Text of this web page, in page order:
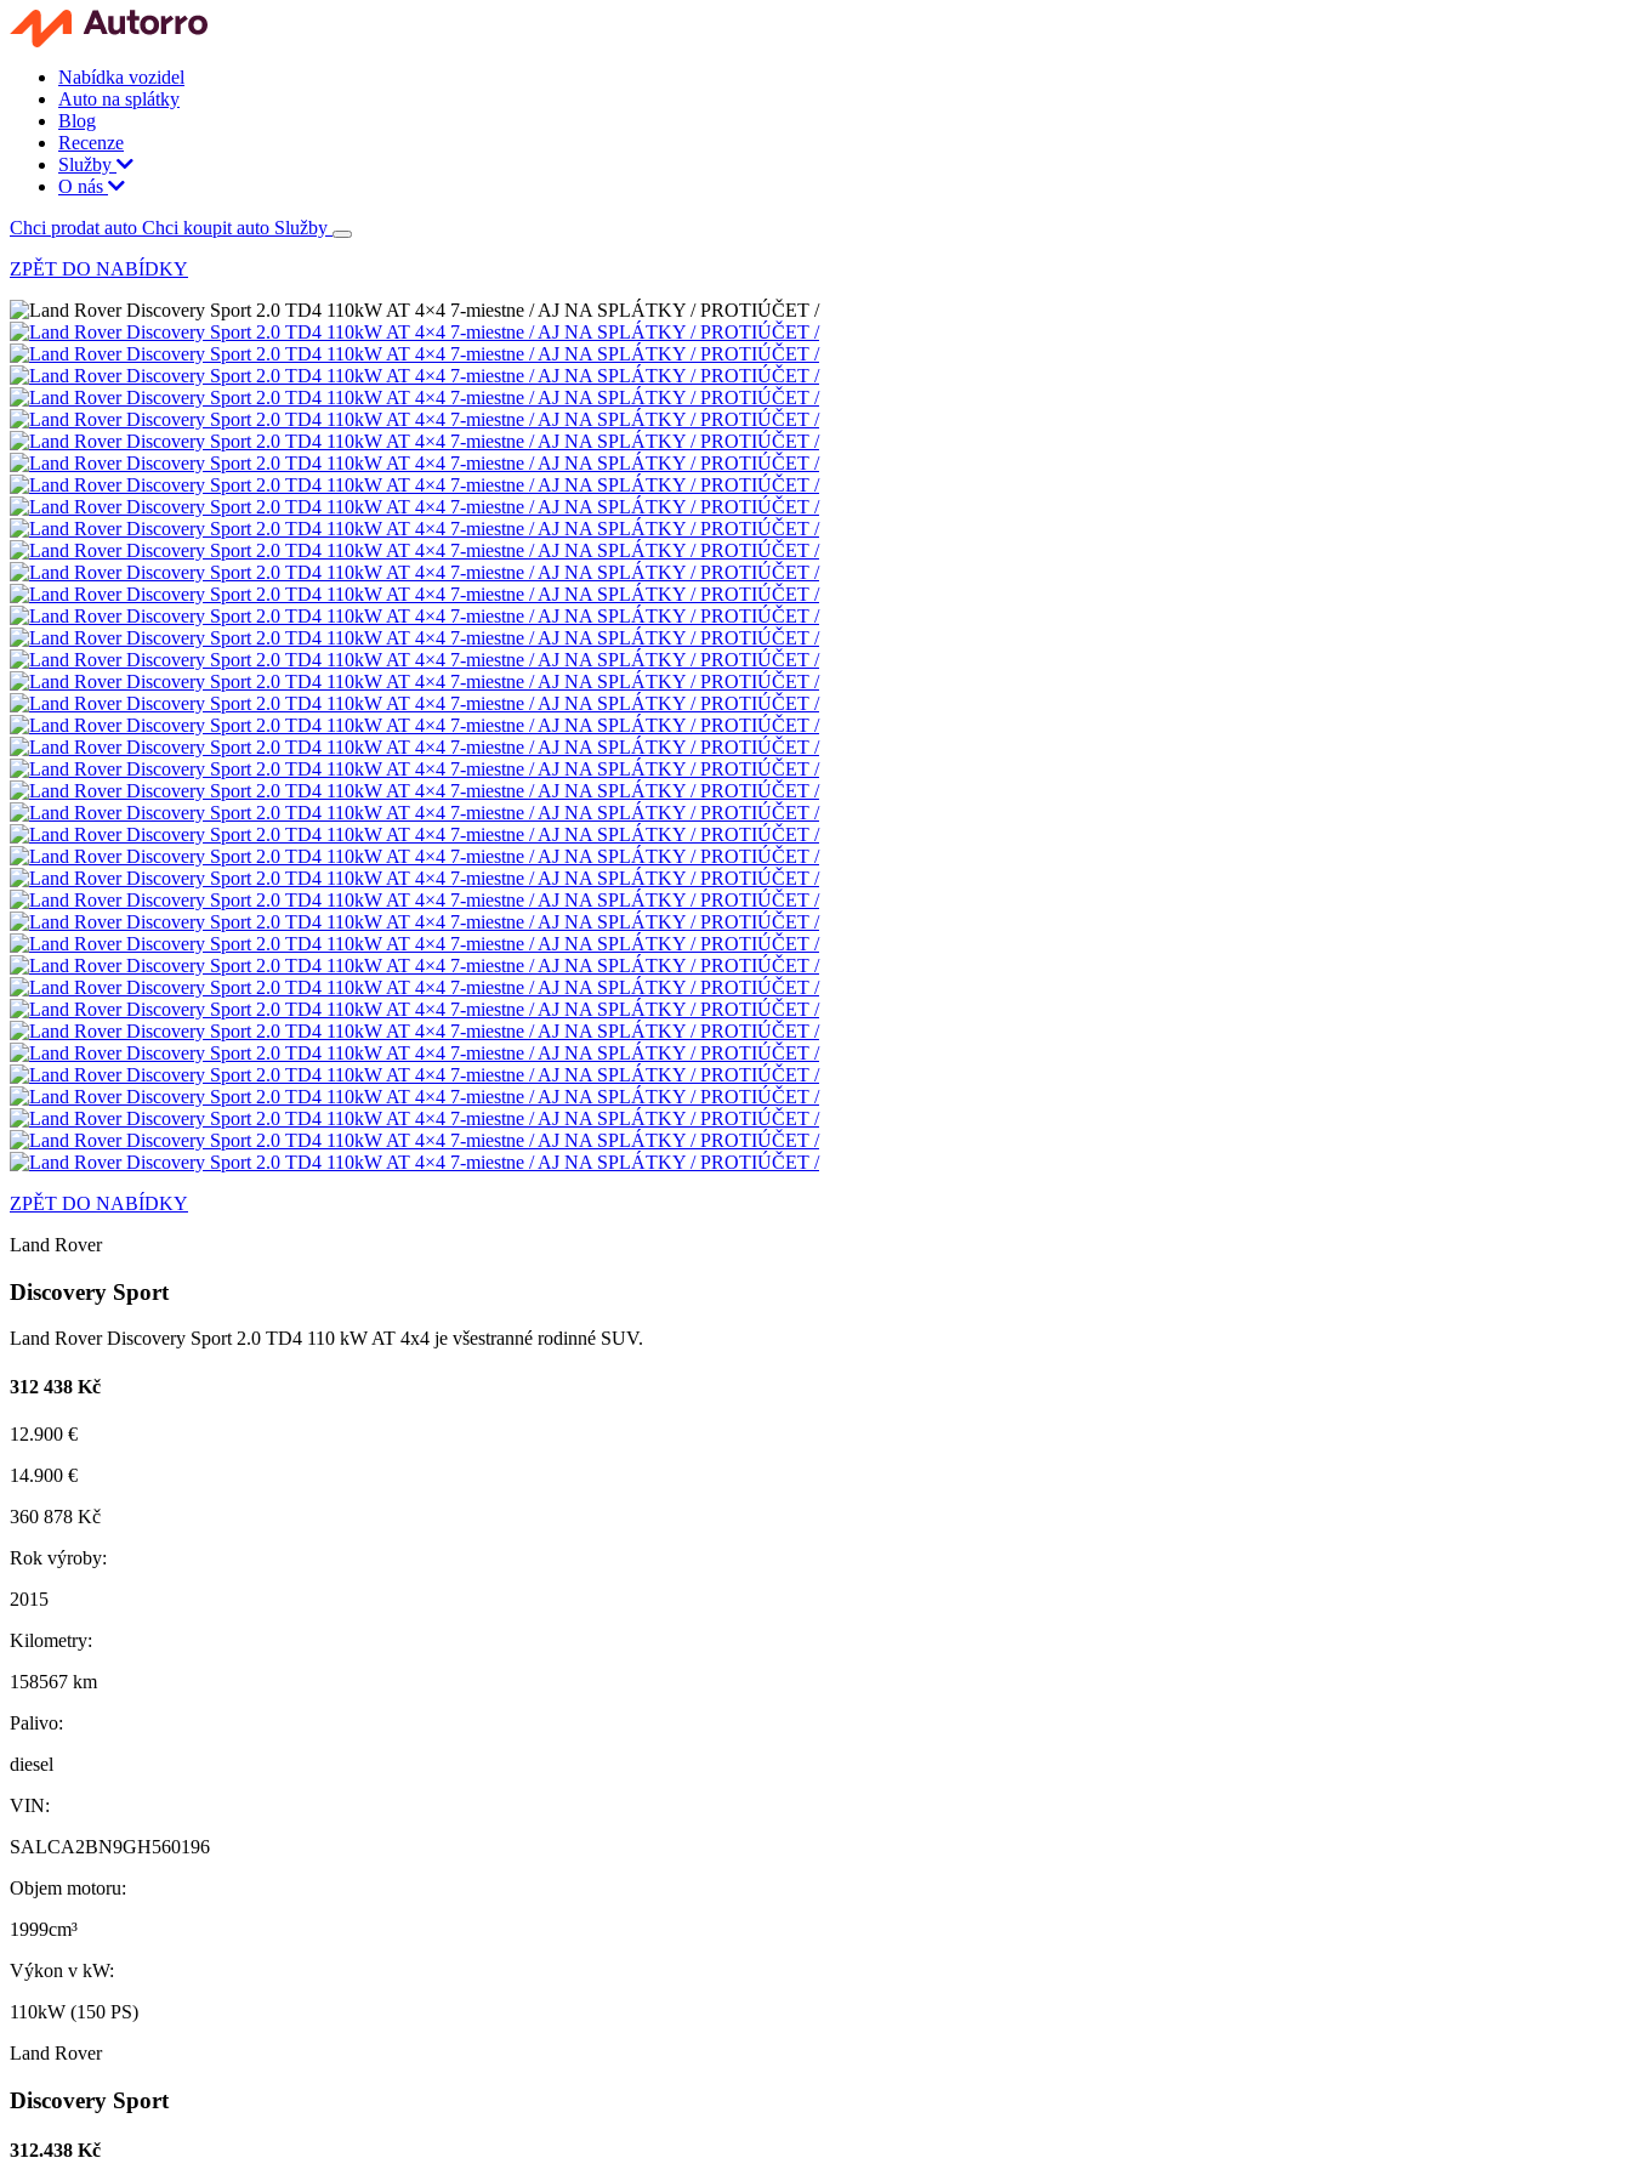
Nabídka vozidel
Auto na splátky
Blog
Recenze
Služby
O nás
Chci prodat auto Chci koupit auto Služby
ZPĚT DO NABÍDKY
ZPĚT DO NABÍDKY
Land Rover
Discovery Sport
Land Rover Discovery Sport 2.0 TD4 110 kW AT 4x4 je všestranné rodinné SUV.
312 438 Kč
12.900 €
14.900 €
360 878 Kč
Rok výroby:
2015
Kilometry:
158567 km
Palivo:
diesel
VIN:
SALCA2BN9GH560196
Objem motoru:
1999cm³
Výkon v kW:
110kW (150 PS)
Land Rover
Discovery Sport
312.438 Kč